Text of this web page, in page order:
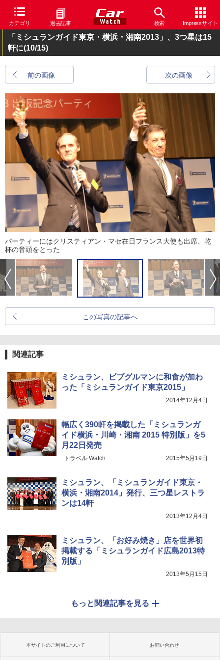
カテゴリ 過去記事 検索 Impressサイト
「ミシュランガイド東京・横浜・湘南2013」、3つ星は15
軒に(10/15)
前の画像 次の画像
パーティーにはクリスティアン・マセ在日フランス大使も出席、乾
杯の音頭をとった
この写真の記事へ
関連記事
ミシュラン、ビブグルマンに和食が加わ
った「ミシュランガイド東京2015」
2014年12月4日
幅広く390軒を掲載した「ミシュランガ
イド横浜・川崎・湘南 2015 特別版」を5
月22日発売
トラベル Watch 2015年5月19日
ミシュラン、「ミシュランガイド東京・
横浜・湘南2014」発行、三つ星レストラ
ンは14軒
2013年12月4日
ミシュラン、「お好み焼き」店を世界初
掲載する「ミシュランガイド広島2013特
別版」
2013年5月15日
もっと関連記事を見る
本サイトのご利用について お問い合わせ